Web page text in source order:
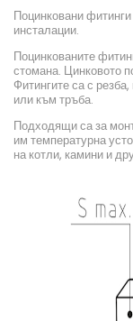
Поцинковани
инсталации.
Поцинкованите
стомана. Цинковото
Фитингите са с
или към тръба.
Подходящи са за
им температурна
на котли, камини и